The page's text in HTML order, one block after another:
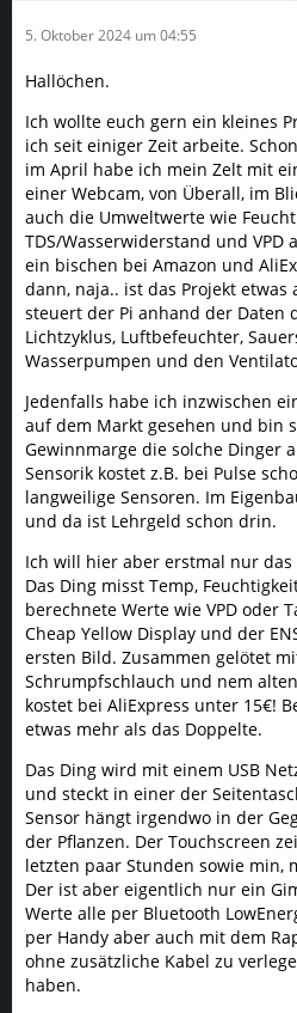
5. Oktober 2024 um 04:55
Hallöchen.
Ich wollte euch gern ein kleines
ich seit einiger Zeit arbeite.
im April habe ich mein Zelt mit
einer Webcam, von Überall, im
auch die Umweltwerte wie
TDS/Wasserwiderstand und VPD
ein bischen bei Amazon und
dann, naja.. ist das Projekt etwas
steuert der Pi anhand der Daten
Lichtzyklus, Luftbefeuchter,
Wasserpumpen und den
Jedenfalls habe ich inzwischen
auf dem Markt gesehen und bin
Gewinnmarge die solche Dinger
Sensorik kostet z.B. bei Pulse
langweilige Sensoren. Im
und da ist Lehrgeld schon drin.
Ich will hier aber erstmal nur
Das Ding misst Temp,
berechnete Werte wie VPD oder
Cheap Yellow Display und der
ersten Bild. Zusammen gelötet
Schrumpfschlauch und nem
kostet bei AliExpress unter 15€!
etwas mehr als das Doppelte.
Das Ding wird mit einem USB
und steckt in einer der
Sensor hängt irgendwo in der
der Pflanzen. Der Touchscreen
letzten paar Stunden sowie min,
Der ist aber eigentlich nur ein
Werte alle per Bluetooth
per Handy aber auch mit dem
ohne zusätzliche Kabel zu
haben.